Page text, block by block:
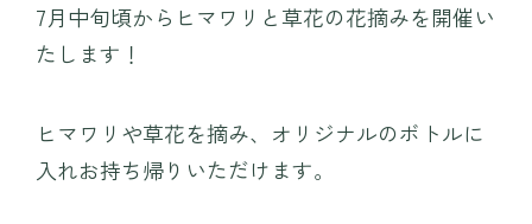
よくある質問
プライバシーポリシー
7月中旬頃からヒマワリと草花の花摘みを開催い
たします！
ヒマワリや草花を摘み、オリジナルのボトルに
入れお持ち帰りいただけます。